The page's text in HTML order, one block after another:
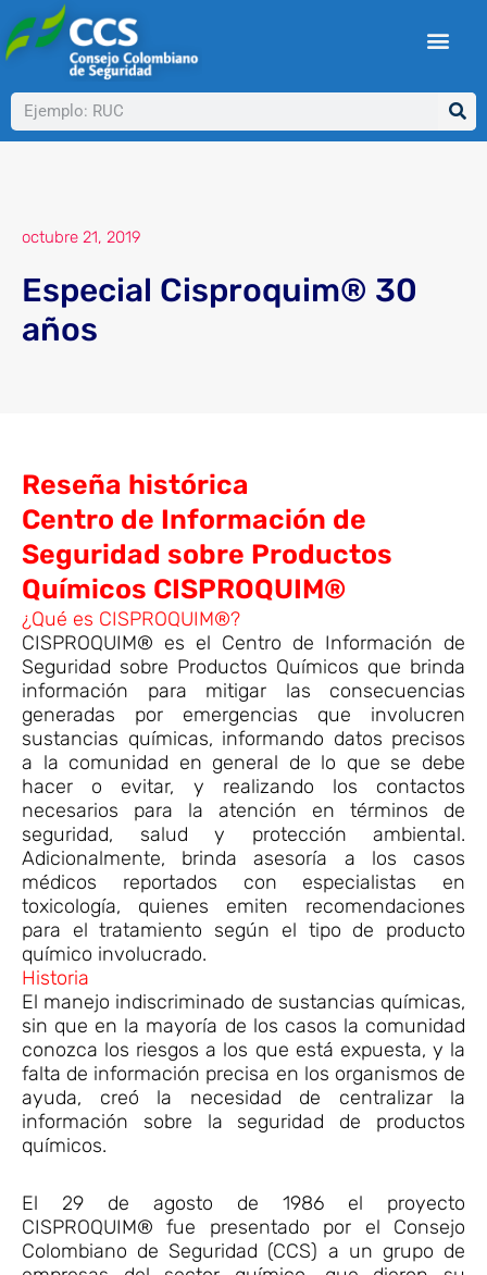
al
contenido
Buscar
octubre 21, 2019
Especial Cisproquim® 30
años
Reseña histórica
Centro de Información de
Seguridad sobre Productos
Químicos CISPROQUIM®
¿Qué es CISPROQUIM®?
CISPROQUIM® es el Centro de Información de
Seguridad sobre Productos Químicos que brinda
información para mitigar las consecuencias
generadas por emergencias que involucren
sustancias químicas, informando datos precisos
a la comunidad en general de lo que se debe
hacer o evitar, y realizando los contactos
necesarios para la atención en términos de
seguridad, salud y protección ambiental.
Adicionalmente, brinda asesoría a los casos
médicos reportados con especialistas en
toxicología, quienes emiten recomendaciones
para el tratamiento según el tipo de producto
químico involucrado.
Historia
El manejo indiscriminado de sustancias químicas,
sin que en la mayoría de los casos la comunidad
conozca los riesgos a los que está expuesta, y la
falta de información precisa en los organismos de
ayuda, creó la necesidad de centralizar la
información sobre la seguridad de productos
químicos.
El 29 de agosto de 1986 el proyecto
CISPROQUIM® fue presentado por el Consejo
Colombiano de Seguridad (CCS) a un grupo de